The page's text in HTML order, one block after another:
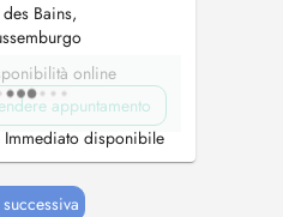
des Bains,
online
appuntamento
disponibile